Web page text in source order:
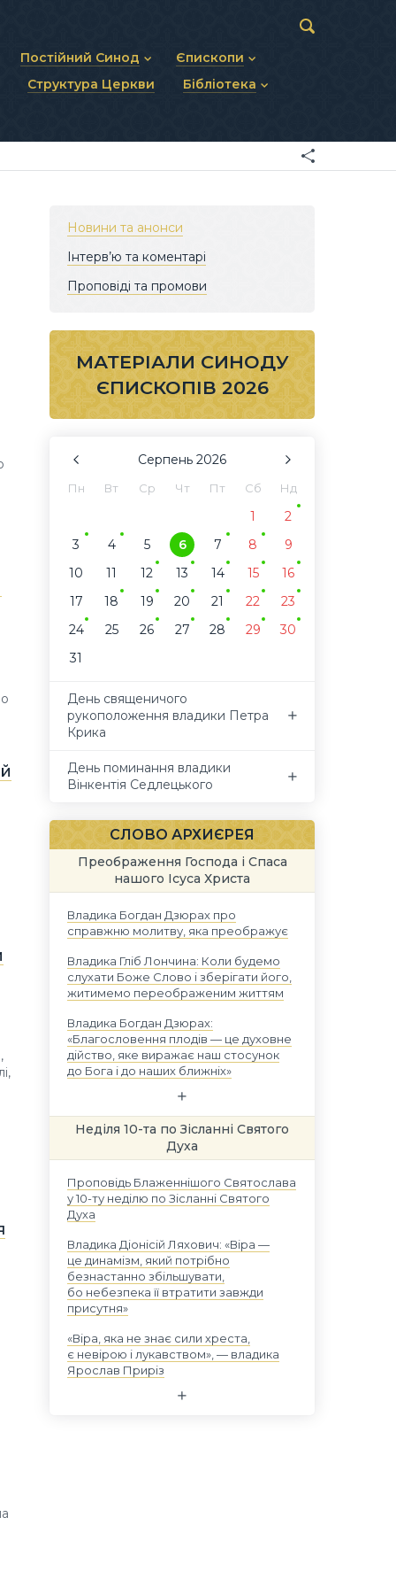
Постійний Синод
Статут Постійного Синоду
Єпископи
Діючі єпископи
Структура Церкви Бібліотека
Матеріали Синодів
Новини та анонси
Інтерв’ю та коментарі
Проповіді та промови
МАТЕРІАЛИ СИНОДУ
ЄПИСКОПІВ 2026
Серпень 2026
Пн Вт Ср Чт Пт Сб Нд
1
2
3
4 5 6 7 8
9
10
11 12 13 14 15
16
17
18 19 20 21 22
23
24
25 26 27 28 29
30
31
День священичого
рукоположення владики Петра
Крика
День поминання владики
Вінкентія Седлецького
СЛОВО АРХИЄРЕЯ
Преображення Господа і Спаса
нашого Ісуса Христа
Владика Богдан Дзюрах про
справжню молитву, яка преображує
Владика Гліб Лончина: Коли будемо
слухати Боже Слово і зберігати його,
житимемо переображеним життям
Владика Богдан Дзюрах:
«Благословення плодів — це духовне
дійство, яке виражає наш стосунок
до Бога і до наших ближніх»
Неділя 10-та по Зісланні Святого
Духа
Проповідь Блаженнішого Святослава
у 10-ту неділю по Зісланні Святого
Духа
Владика Діонісій Ляхович: «Віра —
це динамізм, який потрібно
безнастанно збільшувати,
бо небезпека її втратити завжди
присутня»
«Віра, яка не знає сили хреста,
є невірою і лукавством», — владика
Ярослав Приріз